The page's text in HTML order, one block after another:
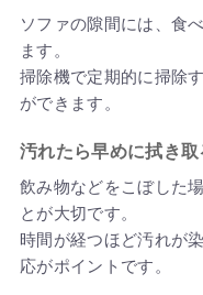
ソファの隙間には、食
ます。
掃除機で定期的に掃除
ができます。
汚れたら早めに拭き取
飲み物などをこぼした
とが大切です。
時間が経つほど汚れが
応がポイントです。